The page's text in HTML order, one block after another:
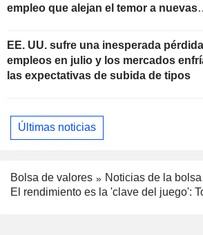
empleo que alejan el temor a nuevas
EE. UU. sufre una inesperada
empleos en julio y los mercados
las expectativas de subida de tipos
Últimas noticias
Bolsa de valores
Noticias de la bolsa
El rendimiento es la 'clave del juego':